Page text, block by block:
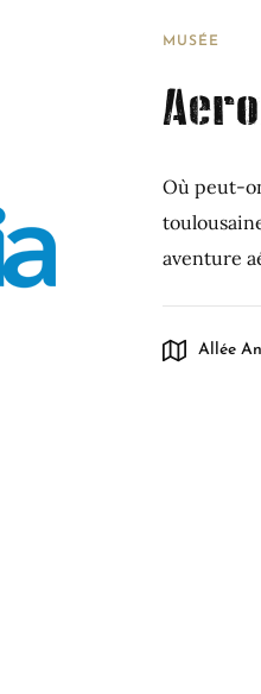
MUSÉE
Où peut-
aventure
Allée